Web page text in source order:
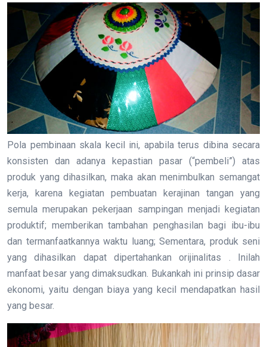
Pola pembinaan skala kecil ini, apabila terus dibina secara
konsisten dan adanya kepastian pasar (“pembeli”) atas
produk yang dihasilkan, maka akan menimbulkan semangat
kerja, karena kegiatan pembuatan kerajinan tangan yang
semula merupakan pekerjaan sampingan menjadi kegiatan
produktif; memberikan tambahan penghasilan bagi ibu-ibu
dan termanfaatkannya waktu luang; Sementara, produk seni
yang dihasilkan dapat dipertahankan orijinalitas . Inilah
manfaat besar yang dimaksudkan. Bukankah ini prinsip dasar
ekonomi, yaitu dengan biaya yang kecil mendapatkan hasil
yang besar.